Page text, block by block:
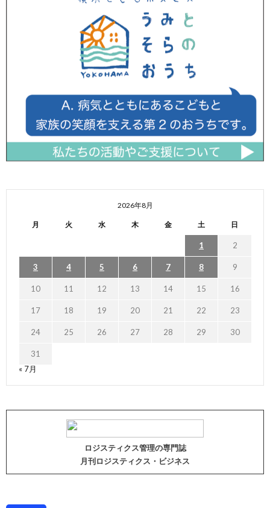
2026年8月
月 火 水 木 金 土 日
1 2
3 4 5 6 7 8 9
10 11 12 13 14 15 16
17 18 19 20 21 22 23
24 25 26 27 28 29 30
31
« 7月
ロジスティクス管理の専門誌
月刊ロジスティクス・ビジネス